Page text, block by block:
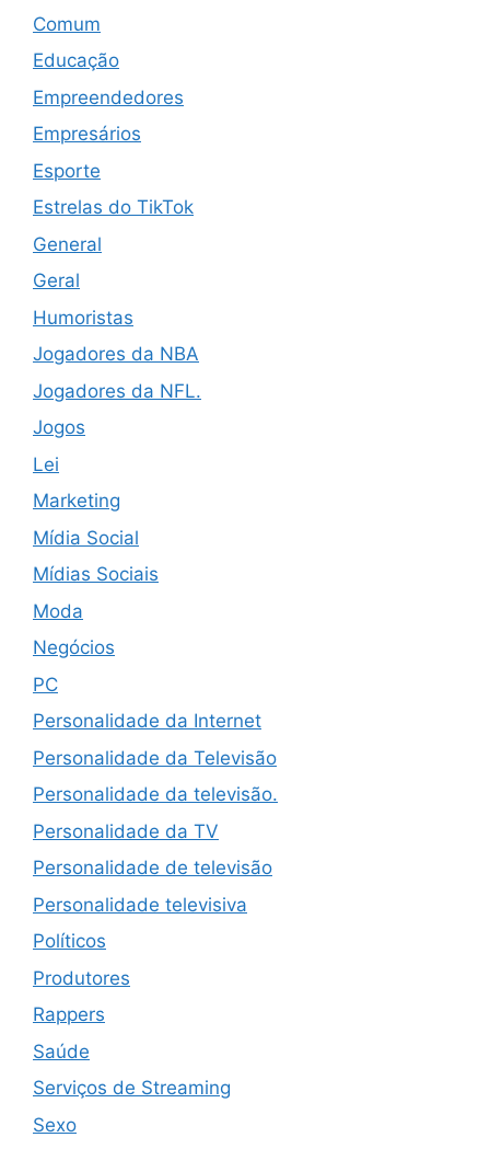
Comum
Educação
Empreendedores
Empresários
Esporte
Estrelas do TikTok
General
Geral
Humoristas
Jogadores da NBA
Jogadores da NFL.
Jogos
Lei
Marketing
Mídia Social
Mídias Sociais
Moda
Negócios
PC
Personalidade da Internet
Personalidade da Televisão
Personalidade da televisão.
Personalidade da TV
Personalidade de televisão
Personalidade televisiva
Políticos
Produtores
Rappers
Saúde
Serviços de Streaming
Sexo